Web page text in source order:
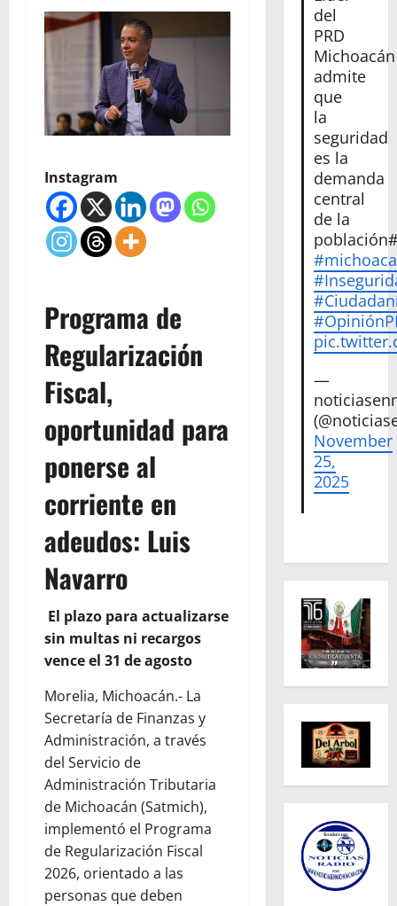
Instagram
Programa de
Regularización
Fiscal,
oportunidad para
ponerse al
corriente en
adeudos: Luis
Navarro
El plazo para actualizarse
sin multas ni recargos
vence el 31 de agosto
Morelia, Michoacán.- La
Secretaría de Finanzas y
Administración, a través
del Servicio de
Administración Tributaria
de Michoacán (Satmich),
implementó el Programa
de Regularización Fiscal
2026, orientado a las
personas que deben
del
PRD
Michoacán
admite
que
la
seguridad
es la
demanda
central
de la
—
November
25,
2025